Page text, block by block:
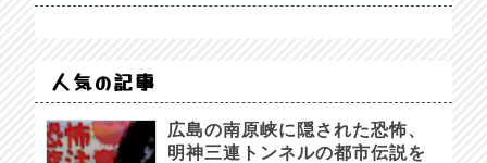
人気の記事
広島の南原峡に隠された恐怖、
明神三連トンネルの都市伝説を